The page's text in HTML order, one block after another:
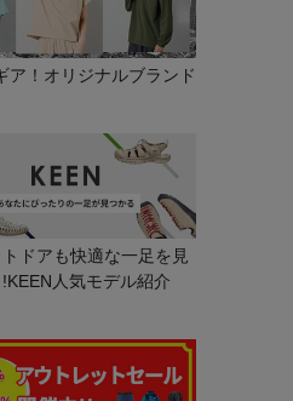
ア！オリジナルブランド
ドアも快適な一足を見
人気モデル紹介